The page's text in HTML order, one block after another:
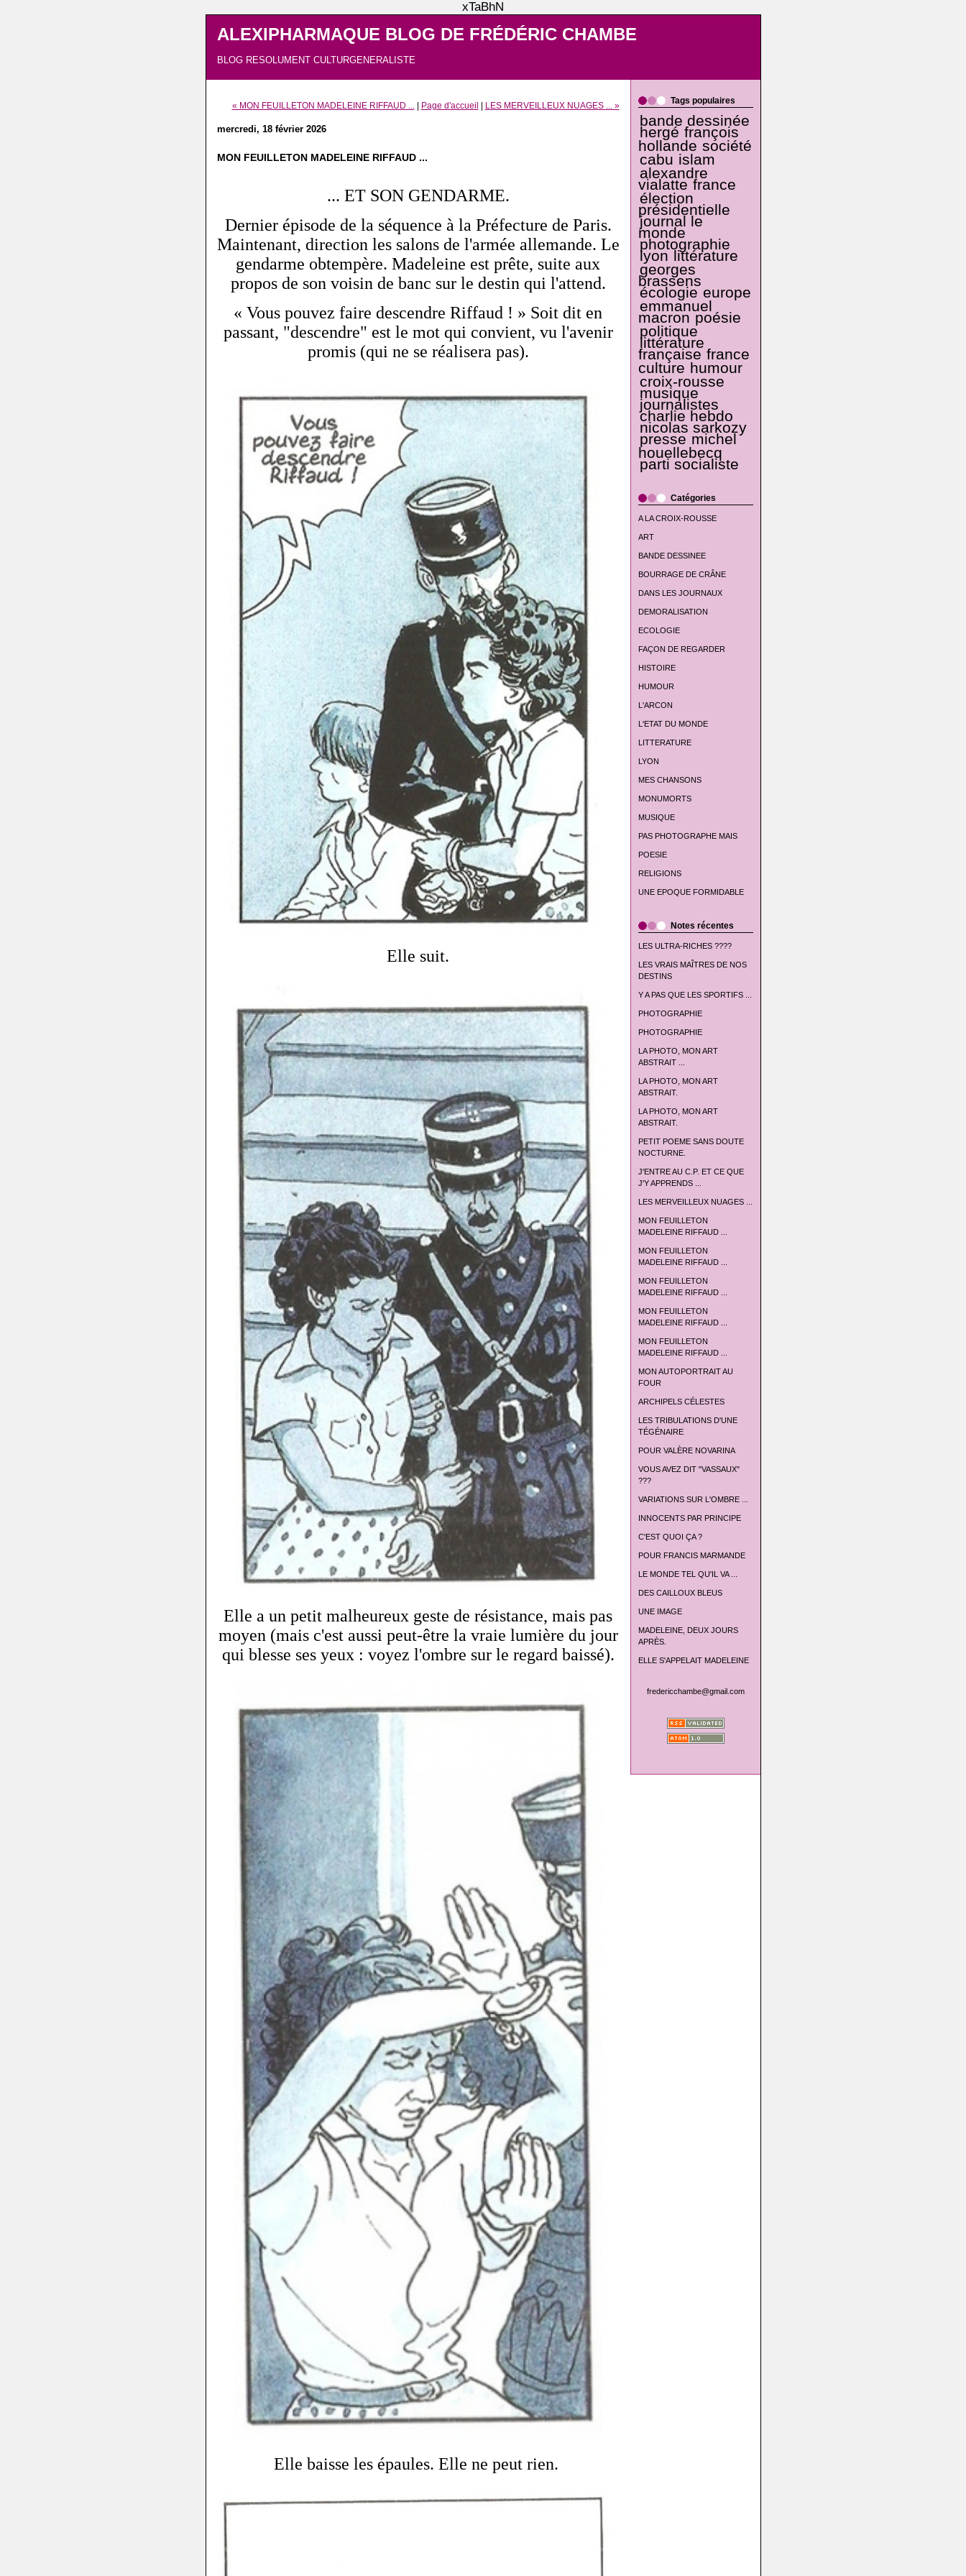
xTaBhN
ALEXIPHARMAQUE BLOG DE FRÉDÉRIC CHAMBE
BLOG RESOLUMENT CULTURGENERALISTE
Tags populaires
bande dessinée
hergé françois
hollande société
cabu islam
alexandre
vialatte france
élection
présidentielle
journal le
monde
photographie
lyon littérature
georges
brassens
écologie europe
emmanuel
macron poésie
politique
littérature
française france
culture humour
croix-rousse
musique
journalistes
charlie hebdo
nicolas sarkozy
presse michel
houellebecq
parti socialiste
Catégories
A LA CROIX-ROUSSE
ART
BANDE DESSINEE
BOURRAGE DE CRÂNE
DANS LES JOURNAUX
DEMORALISATION
ECOLOGIE
FAÇON DE REGARDER
HISTOIRE
HUMOUR
L'ARCON
L'ETAT DU MONDE
LITTERATURE
LYON
MES CHANSONS
MONUMORTS
MUSIQUE
PAS PHOTOGRAPHE MAIS
POESIE
RELIGIONS
UNE EPOQUE FORMIDABLE
Notes récentes
LES ULTRA-RICHES ????
LES VRAIS MAÎTRES DE NOS
DESTINS
Y A PAS QUE LES SPORTIFS ...
PHOTOGRAPHIE
PHOTOGRAPHIE
LA PHOTO, MON ART
ABSTRAIT ...
LA PHOTO, MON ART
ABSTRAIT.
LA PHOTO, MON ART
ABSTRAIT.
PETIT POEME SANS DOUTE
NOCTURNE.
J'ENTRE AU C.P. ET CE QUE
J'Y APPRENDS ...
LES MERVEILLEUX NUAGES ...
MON FEUILLETON
MADELEINE RIFFAUD ...
MON FEUILLETON
MADELEINE RIFFAUD ...
MON FEUILLETON
MADELEINE RIFFAUD ...
MON FEUILLETON
MADELEINE RIFFAUD ...
MON FEUILLETON
MADELEINE RIFFAUD ...
MON AUTOPORTRAIT AU
FOUR
ARCHIPELS CÉLESTES
LES TRIBULATIONS D'UNE
TÉGÉNAIRE
POUR VALÈRE NOVARINA
VOUS AVEZ DIT "VASSAUX"
???
VARIATIONS SUR L'OMBRE ...
INNOCENTS PAR PRINCIPE
C'EST QUOI ÇA ?
POUR FRANCIS MARMANDE
LE MONDE TEL QU'IL VA ...
DES CAILLOUX BLEUS
UNE IMAGE
MADELEINE, DEUX JOURS
APRÈS.
ELLE S'APPELAIT MADELEINE
fredericchambe@gmail.com
« MON FEUILLETON MADELEINE RIFFAUD ... | Page d'accueil | LES MERVEILLEUX NUAGES ... »
mercredi, 18 février 2026
MON FEUILLETON MADELEINE RIFFAUD ...
... ET SON GENDARME.
Dernier épisode de la séquence à la Préfecture de Paris.
Maintenant, direction les salons de l'armée allemande. Le
gendarme obtempère. Madeleine est prête, suite aux
propos de son voisin de banc sur le destin qui l'attend.
« Vous pouvez faire descendre Riffaud ! » Soit dit en
passant, "descendre" est le mot qui convient, vu l'avenir
promis (qui ne se réalisera pas).
Elle suit.
Elle a un petit malheureux geste de résistance, mais pas
moyen (mais c'est aussi peut-être la vraie lumière du jour
qui blesse ses yeux : voyez l'ombre sur le regard baissé).
Elle baisse les épaules. Elle ne peut rien.